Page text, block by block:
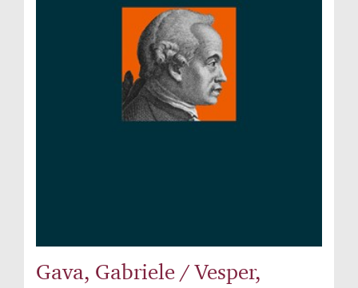
Gava, Gabriele / Vesper,